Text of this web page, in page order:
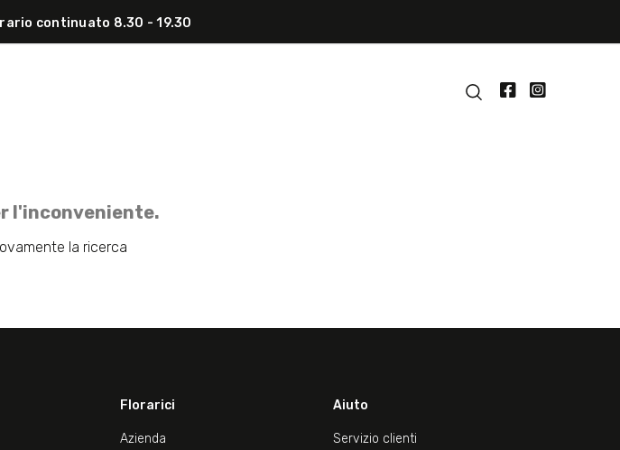
continuato 8.30 - 19.30
l'inconveniente.
la ricerca
Florarici
Azienda
Aiuto
Servizio clienti